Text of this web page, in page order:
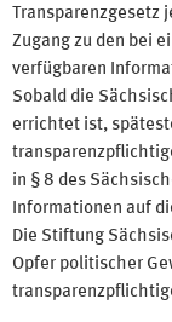
Transparenzgesetz
Zugang zu den bei
verfügbaren
Sobald die
errichtet ist,
in § 8 des
Informationen auf
Die Stiftung
Opfer politischer